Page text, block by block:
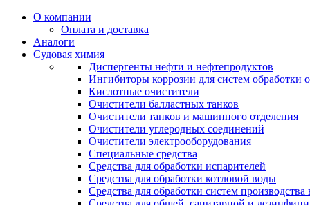
О компании
Оплата и доставка
Аналоги
Судовая химия
Диспергенты нефти и нефтепродуктов
Ингибиторы коррозии для систем
Кислотные очистители
Очистители балластных танков
Очистители танков и машинного отделения
Очистители углеродных соединений
Очистители электрооборудования
Специальные средства
Средства для обработки испарителей
Средства для обработки котловой воды
Средства для обработки систем